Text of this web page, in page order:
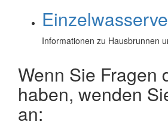
Informationen zu Hausbrunnen
Wenn Sie Fragen
haben, wenden
an: